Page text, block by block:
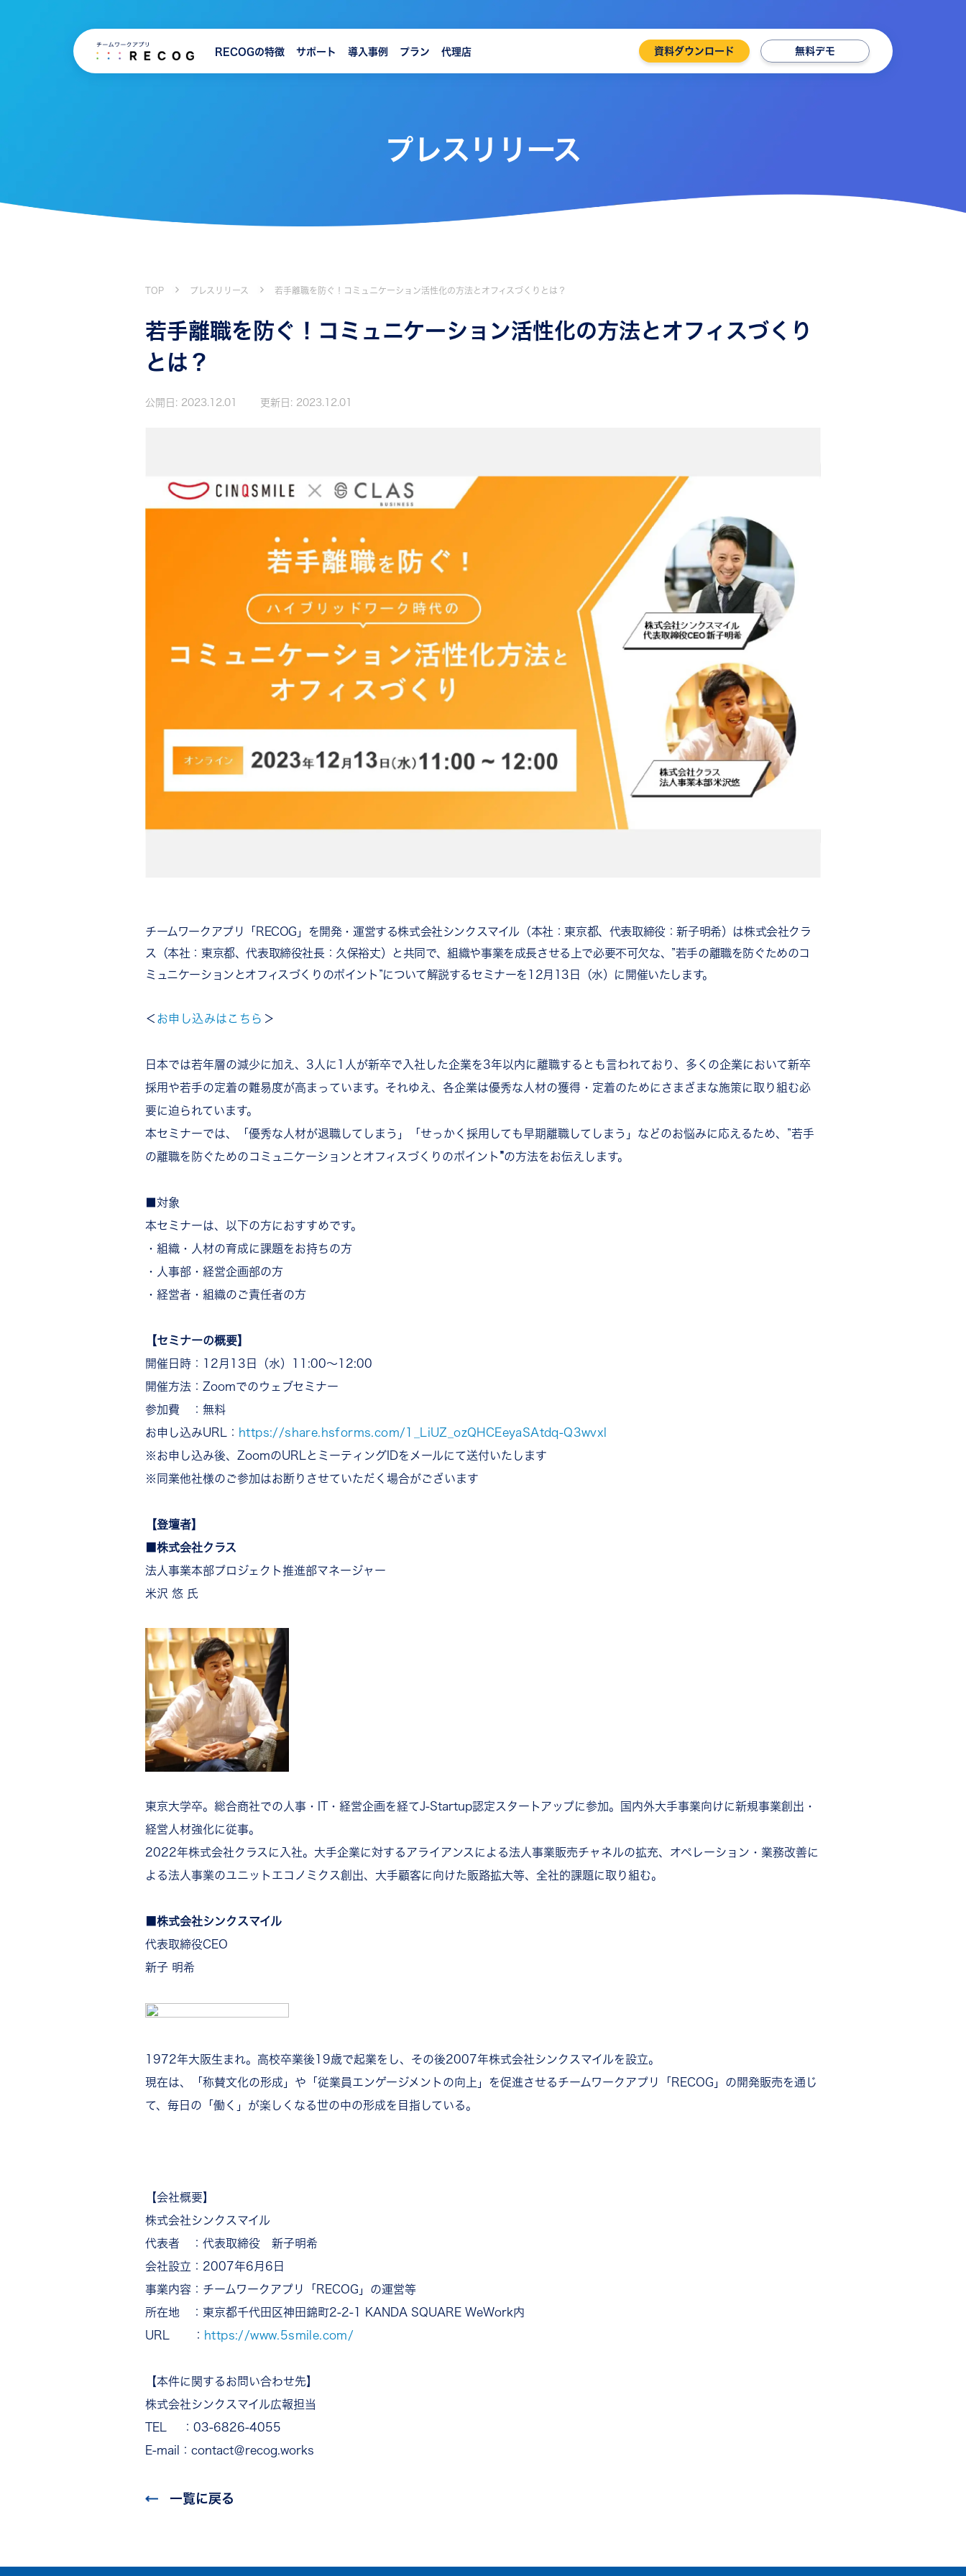
RECOGの特徴 サポート 導入事例 プラン 代理店 資料ダウンロード 無料デモ
プレスリリース
TOP プレスリリース 若手離職を防ぐ！コミュニケーション活性化の方法とオフィスづくりとは？
若手離職を防ぐ！コミュニケーション活性化の方法とオフィスづくり
とは？
公開日: 2023.12.01 更新日: 2023.12.01
チームワークアプリ「RECOG」を開発・運営する株式会社シンクスマイル（本社：東京都、代表取締役：新子明希）は株式会社クラ
ス（本社：東京都、代表取締役社長：久保裕丈）と共同で、組織や事業を成長させる上で必要不可欠な、”若手の離職を防ぐためのコ
ミュニケーションとオフィスづくりのポイント”について解説するセミナーを12月13日（水）に開催いたします。
＜ お申し込みはこちら ＞
日本では若年層の減少に加え、3人に1人が新卒で入社した企業を3年以内に離職するとも言われており、多くの企業において新卒
採用や若手の定着の難易度が高まっています。それゆえ、各企業は優秀な人材の獲得・定着のためにさまざまな施策に取り組む必
要に迫られています。
本セミナーでは、「優秀な人材が退職してしまう」「せっかく採用しても早期離職してしまう」などのお悩みに応えるため、”若手
の離職を防ぐためのコミュニケーションとオフィスづくりのポイント ”の方法をお伝えします。
■対象
本セミナーは、以下の⽅におすすめです。
・組織・人材の育成に課題をお持ちの方
・人事部・経営企画部の方
・経営者・組織のご責任者の方
【セミナーの概要】
開催日時：12月13日（水）11:00～12:00
開催方法：Zoomでのウェブセミナー
参加費 ：無料
お申し込みURL： https://share.hsforms.com/1_LiUZ_ozQHCEeyaSAtdq-Q3wvxl
※お申し込み後、ZoomのURLとミーティングIDをメールにて送付いたします
※同業他社様のご参加はお断りさせていただく場合がございます
【登壇者】
■株式会社クラス
法人事業本部プロジェクト推進部マネージャー
米沢 悠 氏
東京大学卒。総合商社での人事・IT・経営企画を経てJ-Startup認定スタートアップに参加。国内外大手事業向けに新規事業創出・
経営人材強化に従事。
2022年株式会社クラスに入社。大手企業に対するアライアンスによる法人事業販売チャネルの拡充、オペレーション・業務改善に
よる法人事業のユニットエコノミクス創出、大手顧客に向けた販路拡大等、全社的課題に取り組む。
■株式会社シンクスマイル
代表取締役CEO
新子 明希
1972年大阪生まれ。高校卒業後19歳で起業をし、その後2007年株式会社シンクスマイルを設立。
現在は、「称賛文化の形成」や「従業員エンゲージメントの向上」を促進させるチームワークアプリ「RECOG」の開発販売を通じ
て、毎日の「働く」が楽しくなる世の中の形成を目指している。
【会社概要】
株式会社シンクスマイル
代表者 ：代表取締役 新子明希
会社設立：2007年6月6日
事業内容：チームワークアプリ「RECOG」の運営等
所在地 ：東京都千代田区神田錦町2-2-1 KANDA SQUARE WeWork内
URL ： https://www.5smile.com/
【本件に関するお問い合わせ先】
株式会社シンクスマイル広報担当
TEL ：03-6826-4055
E-mail：contact＠recog.works
一覧に戻る